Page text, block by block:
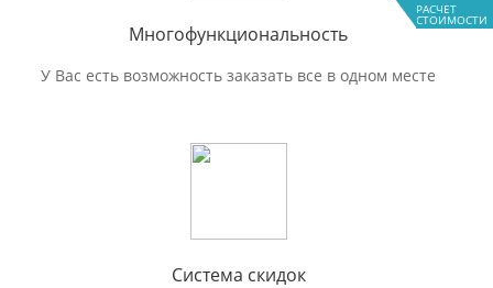
РАСЧЕТ
СТОИМОСТИ
Многофункциональность
У Вас есть возможность заказать все в одном месте
Система скидок